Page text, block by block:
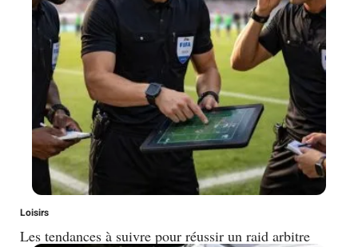
Loisirs
Les tendances à suivre pour réussir un raid arbitre